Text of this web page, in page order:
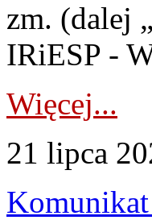
zm. (dalej
IRiESP -
Więcej...
21 lipca